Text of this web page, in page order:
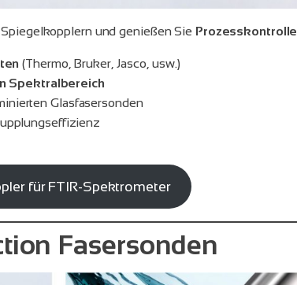
und genießen Sie Prozesskontrolle
(Thermo, Bruker, Jasco, usw.)
Spektralbereich
Glasfasersonden
für FTIR-Spektrometer
Fasersonden